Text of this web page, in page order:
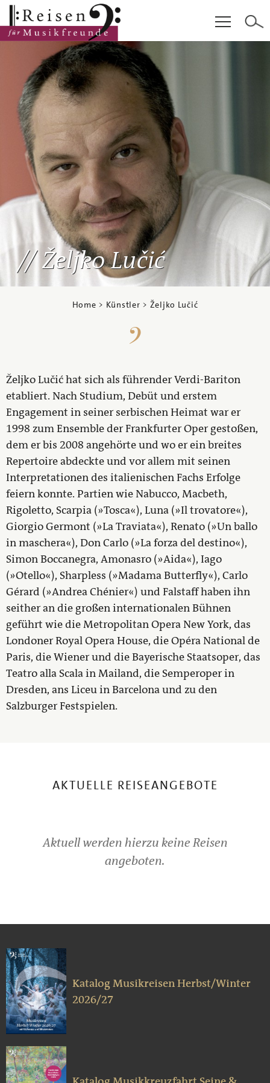
Hauptinhalt Fußzeile Cookie-Einstellungen
Željko Lučić
Home > Künstler > Željko Lučić
Željko Lučić hat sich als führender Verdi-Bariton
etabliert. Nach Studium, Debüt und erstem
Engagement in seiner serbischen Heimat war er
1998 zum Ensemble der Frankfurter Oper gestoßen,
dem er bis 2008 angehörte und wo er ein breites
Repertoire abdeckte und vor allem mit seinen
Interpretationen des italienischen Fachs Erfolge
feiern konnte. Partien wie Nabucco, Macbeth,
Rigoletto, Scarpia (»Tosca«), Luna (»Il trovatore«),
Giorgio Germont (»La Traviata«), Renato (»Un ballo
in maschera«), Don Carlo (»La forza del destino«),
Simon Boccanegra, Amonasro (»Aida«), Iago
(»Otello«), Sharpless (»Madama Butterfly«), Carlo
Gérard (»Andrea Chénier«) und Falstaff haben ihn
seither an die großen internationalen Bühnen
geführt wie die Metropolitan Opera New York, das
Londoner Royal Opera House, die Opéra National de
Paris, die Wiener und die Bayerische Staatsoper, das
Teatro alla Scala in Mailand, die Semperoper in
Dresden, ans Liceu in Barcelona und zu den
Salzburger Festspielen.
AKTUELLE REISEANGEBOTE
Aktuell werden hierzu keine Reisen
angeboten.
Katalog Musikreisen Herbst/Winter
2026/27